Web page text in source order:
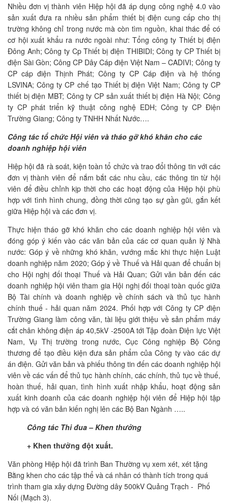
Nhiều đơn vị thành viên Hiệp hội đã áp dụng công nghệ 4.0 vào
sản xuất đưa ra nhiều sản phẩm thiết bị điện cung cấp cho thị
trường không chỉ trong nước mà còn tìm nguồn, khai thác để có
cơ hội xuất khẩu ra nước ngoài như: Tổng công ty Thiết bị điện
Đông Anh; Công ty Cp Thiết bị điện THIBIDI; Công ty CP Thiết bị
điện Sài Gòn; Công CP Dây Cáp điện Việt Nam – CADIVI; Công ty
CP cáp điện Thịnh Phát; Công ty CP Cáp điện và hệ thống
LSVINA; Công ty CP chế tạo Thiết bị điện Việt Nam; Công ty CP
thiết bị điện MBT; Công ty CP sản xuất thiết bị điện Hà Nội; Công
ty CP phát triển kỹ thuật công nghệ EDH; Công ty CP Điện
Trường Giang; Công ty TNHH Nhất Nước….
Công tác tổ chức Hội viên và tháo gỡ khó khăn cho các
doanh nghiệp hội viên
Hiệp hội đã rà soát, kiện toàn tổ chức và trao đổi thông tin với các
đơn vị thành viên để nắm bắt các nhu cầu, các thông tin từ hội
viên để điều chỉnh kịp thời cho các hoạt động của Hiệp hội phù
hợp với tình hình chung, đồng thời cũng tạo sự gần gũi, gắn kết
giữa Hiệp hội và các đơn vị.
Thực hiện tháo gỡ khó khăn cho các doanh nghiệp hội viên và
đóng góp ý kiến vào các văn bản của các cơ quan quản lý Nhà
nước: Góp ý về những khó khăn, vướng mắc khi thực hiện Luật
doanh nghiệp năm 2020; Góp ý về Thuế và Hải quan để chuẩn bị
cho Hội nghị đối thoại Thuế và Hải Quan; Gửi văn bản đến các
doanh nghiệp hội viên tham gia Hội nghị đối thoại toàn quốc giữa
Bộ Tài chính và doanh nghiệp về chính sách và thủ tục hành
chính thuế - hải quan năm 2024. Phối hợp với Công ty CP điện
Trường Giang làm công văn, tài liệu giới thiệu về sản phẩm máy
cắt chân không điện áp 40,5kV -2500A tới Tập đoàn Điện lực Việt
Nam, Vụ Thị trường trong nước, Cục Công nghiệp Bộ Công
thương để tạo điều kiện đưa sản phẩm của Công ty vào các dự
án điện. Gửi văn bản và phiếu thông tin đến các doanh nghiệp hội
viên về các vấn để thủ tục hành chính, các chính, thủ tục về thuế,
hoàn thuế, hải quan, tình hình xuất nhập khẩu, hoạt động sản
xuất kinh doanh của các doanh nghiệp hội viên để Hiệp hội tập
hợp và có văn bản kiến nghị lên các Bộ Ban Ngành …..
Công tác Thi đua – Khen thưởng
+ Khen thưởng đột xuất.
Văn phòng Hiệp hội đã trình Ban Thường vụ xem xét, xét tặng
Bằng khen cho các tập thể và cá nhân có thành tích trong quá
trình tham gia xây dựng Đường dây 500kV Quảng Trạch - Phố
Nối (Mạch 3).